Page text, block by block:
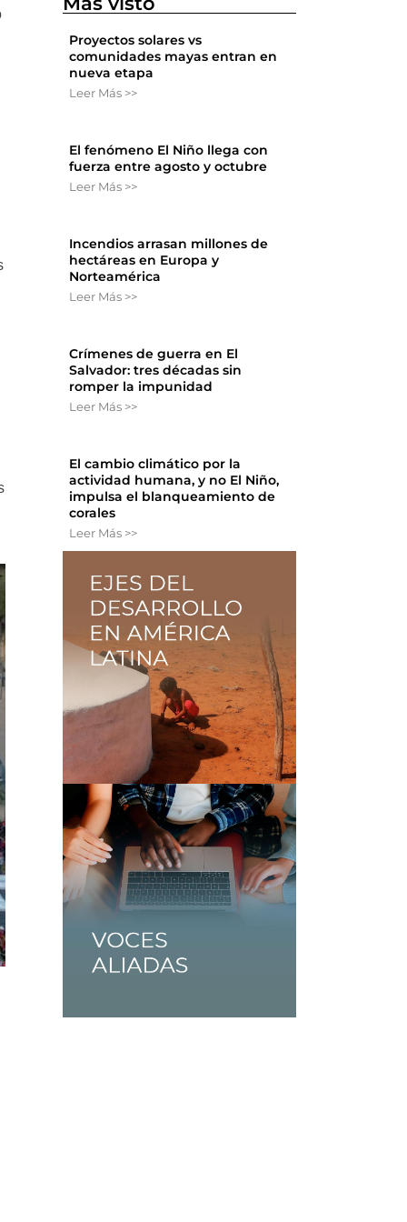
Proyectos solares vs
comunidades mayas entran en
nueva etapa
Leer Más >>
El fenómeno El Niño llega con
fuerza entre agosto y octubre
Leer Más >>
Incendios arrasan millones de
hectáreas en Europa y
Norteamérica
Leer Más >>
Crímenes de guerra en El
Salvador: tres décadas sin
romper la impunidad
Leer Más >>
El cambio climático por la
actividad humana, y no El Niño,
impulsa el blanqueamiento de
corales
Leer Más >>